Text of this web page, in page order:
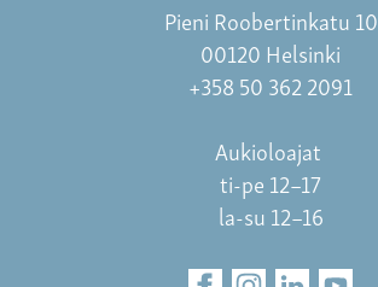
Pieni Roobertinkatu 10
00120 Helsinki
+358 50 362 2091
Aukioloajat
ti-pe 12–17
la-su 12–16